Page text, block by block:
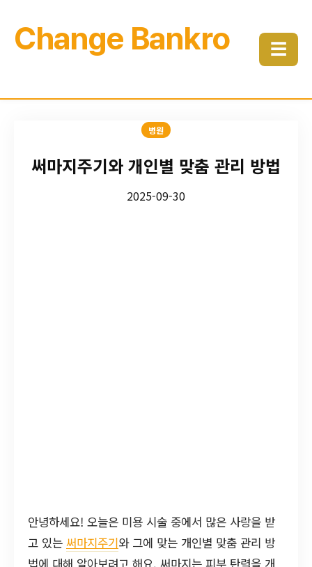
Change Bankro ☰
병원
써마지주기와 개인별 맞춤 관리 방법
2025-09-30
안녕하세요! 오늘은 미용 시술 중에서 많은 사랑을 받
고 있는 써마지주기와 그에 맞는 개인별 맞춤 관리 방
법에 대해 알아보려고 해요. 써마지는 피부 탄력을 개